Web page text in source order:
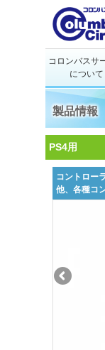
コロンバスサ
について
製品情報
PS4用
コントロー
他、各種コ